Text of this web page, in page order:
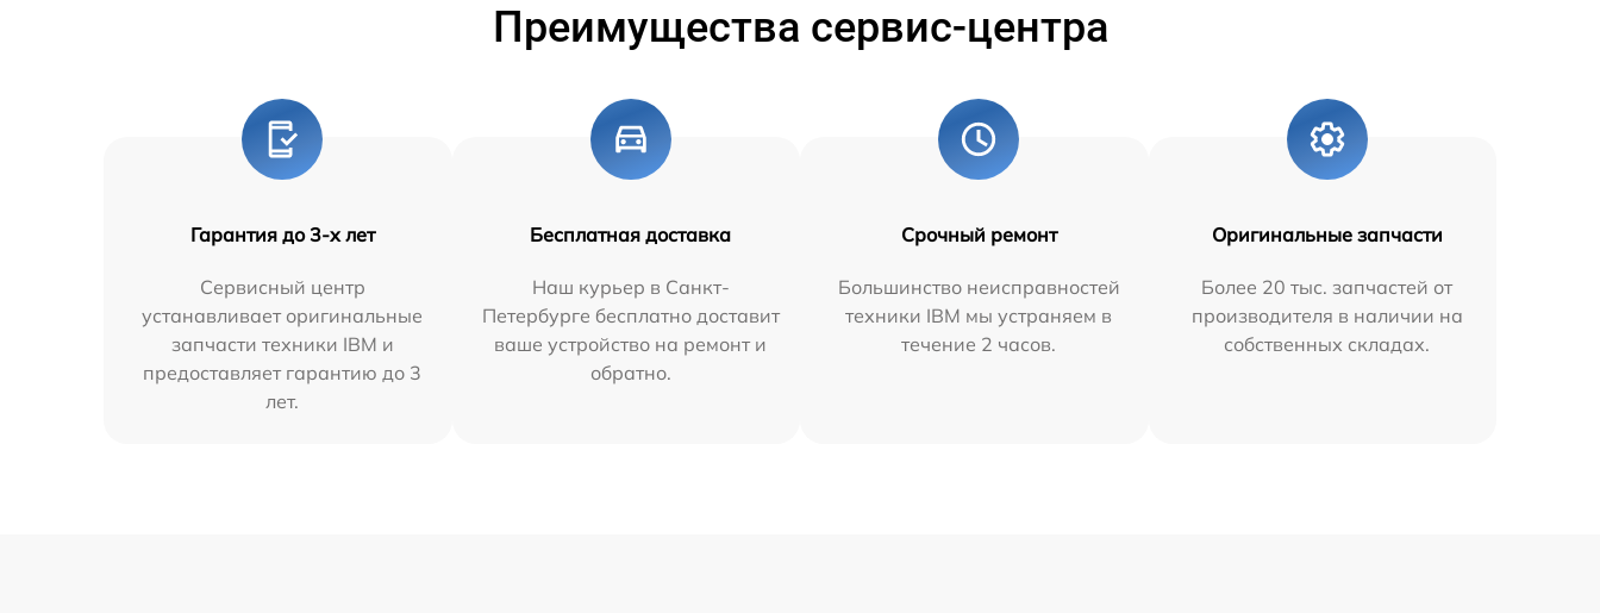
Преимущества сервис-центра
Гарантия до 3-х лет
Сервисный центр
устанавливает оригинальные
запчасти техники IBM и
предоставляет гарантию до 3
лет.
Бесплатная доставка
Наш курьер в Санкт-
Петербурге бесплатно доставит
ваше устройство на ремонт и
обратно.
Срочный ремонт
Большинство неисправностей
техники IBM мы устраняем в
течение 2 часов.
Оригинальные запчасти
Более 20 тыс. запчастей от
производителя в наличии на
собственных складах.